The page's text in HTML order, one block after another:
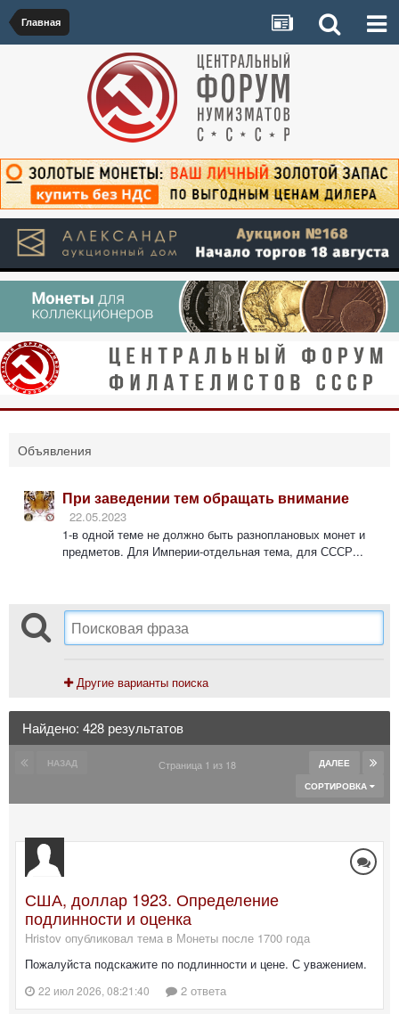
Главная
Объявления
При заведении тем обращать внимание
22.05.2023
1-в одной теме не должно быть разноплановых монет и
предметов. Для Империи-отдельная тема, для СССР...
Другие варианты поиска
Найдено: 428 результатов
НАЗАД ДАЛЕЕ
Страница 1 из 18
СОРТИРОВКА
США, доллар 1923. Определение
подлинности и оценка
Hristov опубликовал тема в Монеты после 1700 года
Пожалуйста подскажите по подлинности и цене. С уважением.
22 июл 2026, 08:21:40 2 ответа